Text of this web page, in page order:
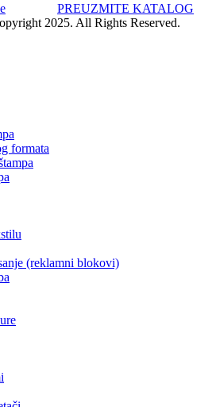
PREUZMITE KATALOG
2025. All Rights Reserved.
formata
(reklamni blokovi)